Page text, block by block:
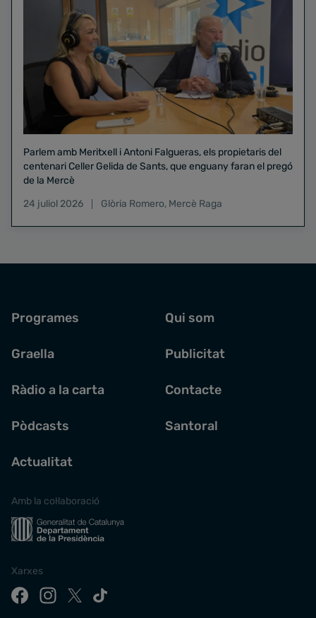
Parlem amb Meritxell i Antoni Falgueras, els propietaris del
centenari Celler Gelida de Sants, que enguany faran el pregó
de la Mercè
24 juliol 2026
Glòria Romero, Mercè Raga
Programes
Graella
Ràdio a la carta
Pòdcasts
Actualitat
Qui som
Publicitat
Contacte
Santoral
Amb la col·laboració
Xarxes